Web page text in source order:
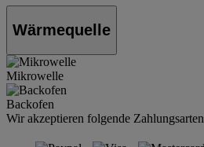
Wärmequelle
Mikrowelle
Backofen
Wir akzeptieren folgende Zahlungsarten